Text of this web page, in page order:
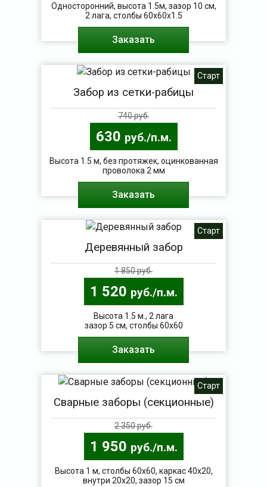
Односторонний, высота 1.5м, зазор 10 см,
2 лага, столбы 60х60х1.5
Заказать
Старт
Забор из сетки-рабицы
740 руб.
630 руб./п.м.
Высота 1.5 м, без протяжек, оцинкованная
проволока 2 мм
Заказать
Старт
Деревянный забор
1 850 руб.
1 520 руб./п.м.
Высота 1.5 м., 2 лага
зазор 5 см, столбы 60х60
Заказать
Старт
Сварные заборы (секционные)
2 350 руб.
1 950 руб./п.м.
Высота 1 м, столбы 60х60, каркас 40х20,
внутри 20х20, зазор 15 см